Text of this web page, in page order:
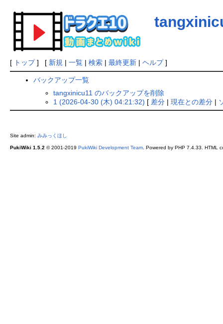
[ トップ] [ 新規 | 一覧| 検索| 最終更新| ヘルプ]
バックアップ一覧
tangxinicu11 のバックアップを削除
1 (2026-04-30 (木) 04:21:32) [ 差分| 現在との差分|
Site admin: みみっくほし
PukiWiki 1.5.2 © 2001-2019 PukiWiki Development Team. Powered by PHP 7.4.33. HTML